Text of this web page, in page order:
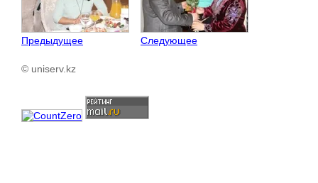
Предыдущее Следующее
© uniserv.kz